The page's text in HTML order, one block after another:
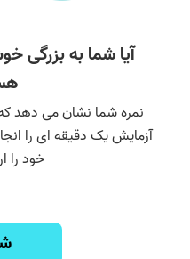
آیا شما به بزرگی
نمره شما نشان می دهد
آزمایش یک دقیقه ای را
خود را